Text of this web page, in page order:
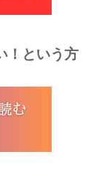
！という方